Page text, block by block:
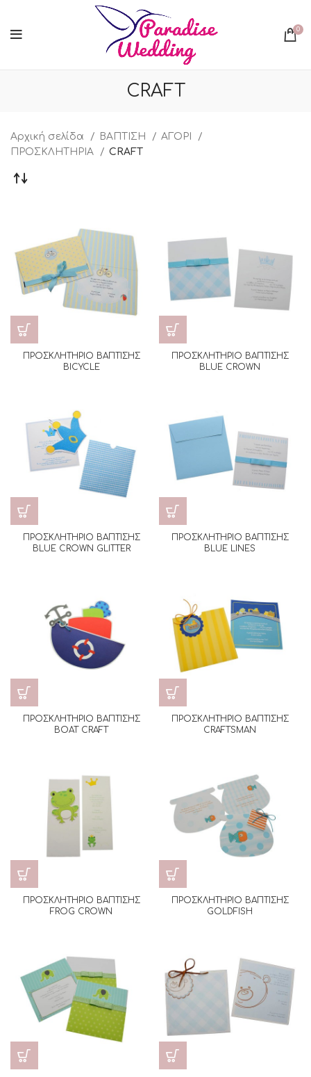
0
CRAFT
Αρχική σελίδα ΒΑΠΤΙΣΗ
ΑΓΟΡΙ
ΠΡΟΣΚΛΗΤΗΡΙΑ
CRAFT
ΠΡΟΣΚΛΗΤΗΡΙΟ ΒΑΠΤΙΣΗΣ
BICYCLE
ΠΡΟΣΚΛΗΤΗΡΙΟ ΒΑΠΤΙΣΗΣ
BLUE CROWN
ΠΡΟΣΚΛΗΤΗΡΙΟ ΒΑΠΤΙΣΗΣ
BLUE CROWN GLITTER
ΠΡΟΣΚΛΗΤΗΡΙΟ ΒΑΠΤΙΣΗΣ
BLUE LINES
ΠΡΟΣΚΛΗΤΗΡΙΟ ΒΑΠΤΙΣΗΣ
BOAT CRAFT
ΠΡΟΣΚΛΗΤΗΡΙΟ ΒΑΠΤΙΣΗΣ
CRAFTSMAN
ΠΡΟΣΚΛΗΤΗΡΙΟ ΒΑΠΤΙΣΗΣ
FROG CROWN
ΠΡΟΣΚΛΗΤΗΡΙΟ ΒΑΠΤΙΣΗΣ
GOLDFISH